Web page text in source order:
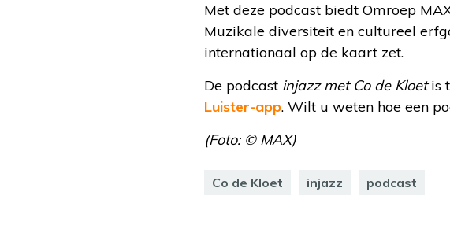
Met deze podcast biedt Omroep
Muzikale diversiteit en cultureel
internationaal op de kaart zet.
De podcast injazz met Co de Kloetis
Luister-app. Wilt u weten hoe een
(Foto: © MAX)
Co de Kloet injazz podcast